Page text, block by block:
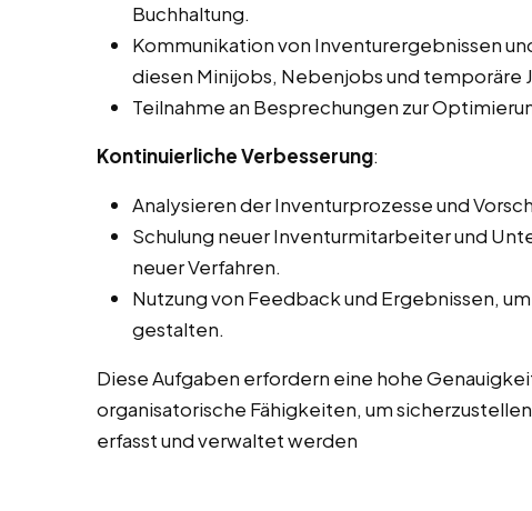
Buchhaltung.
Kommunikation von Inventurergebnissen
diesen Minijobs, Nebenjobs und temporäre
Teilnahme an Besprechungen zur
Kontinuierliche Verbesserung:
Analysieren der Inventurprozesse und
Schulung neuer Inventurmitarbeiter und
neuer Verfahren.
Nutzung von Feedback und Ergebnissen,
gestalten.
Diese Aufgaben erfordern eine hohe
organisatorische Fähigkeiten, um
erfasst und verwaltet werden